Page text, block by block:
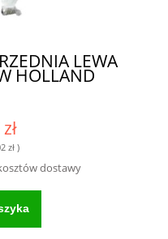
LEWA
HOLLAND
zł)
dostawy